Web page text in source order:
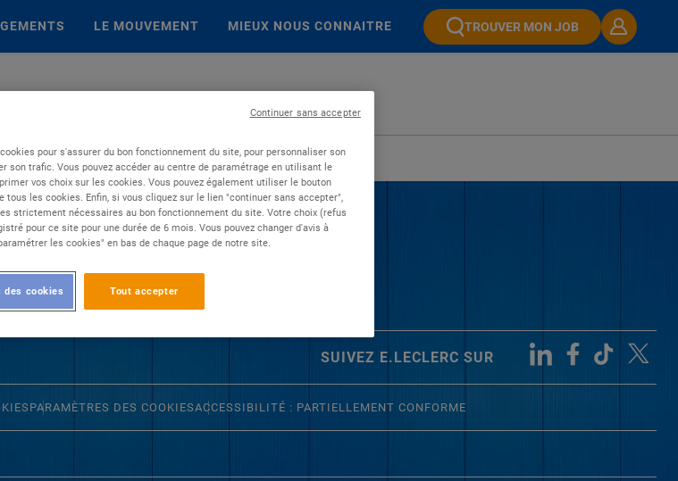
LE MOUVEMENT MIEUX NOUS CONNAITRE TROUVER MON JOB
SUIVEZ E.LECLERC SUR
PARAMÈTRES DES COOKIESACCESSIBILITÉ : PARTIELLEMENT CONFORME
pour s'assurer du bon fonctionnement du site, pour personnaliser son
son trafic. Vous pouvez accéder au centre de paramétrage en utilisant le
vos choix sur les cookies. Vous pouvez également utiliser le bouton
les cookies. Enfin, si vous cliquez sur le lien "continuer sans accepter",
strictement nécessaires au bon fonctionnement du site. Votre choix (refus
pour ce site pour une durée de 6 mois. Vous pouvez changer d'avis à
les cookies" en bas de chaque page de notre site.
Tout accepter
des cookies
Continuer sans accepter